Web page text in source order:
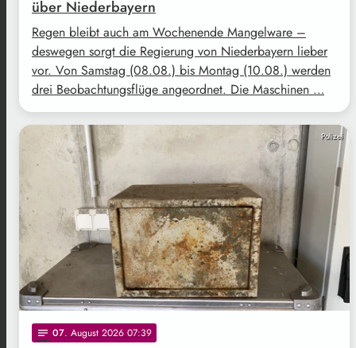
über Niederbayern
Regen bleibt auch am Wochenende Mangelware –
deswegen sorgt die Regierung von Niederbayern lieber
vor. Von Samstag (08.08.) bis Montag (10.08.) werden
drei Beobachtungsflüge angeordnet. Die Maschinen …
Polizei
notes 07. August 2026 07:39